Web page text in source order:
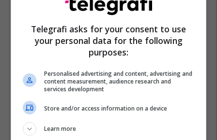
Telegrafi asks for your consent to use
your personal data for the following
purposes:
Personalised advertising and content, advertising and
content measurement, audience research and
services development
Store and/or access information on a device
Learn more